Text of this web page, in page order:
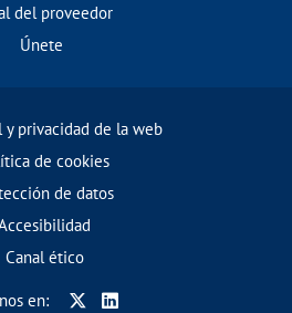
del proveedor
Únete
y privacidad de la web
de cookies
de datos
Canal ético
en: